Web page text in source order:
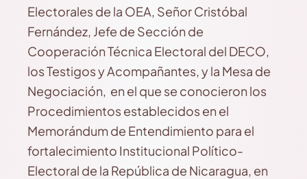
Electorales de la OEA, Señor Cristóbal
Fernández, Jefe de Sección de
Cooperación Técnica Electoral del DECO,
los Testigos y Acompañantes, y la Mesa de
Negociación, en el que se conocieron los
Procedimientos establecidos en el
Memorándum de Entendimiento para el
fortalecimiento Institucional Político-
Electoral de la República de Nicaragua, en